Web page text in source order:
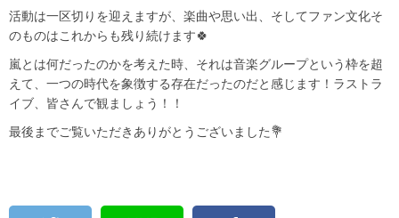
活動は一区切りを迎えますが、楽曲や思い出、そしてファン文化そ
のものはこれからも残り続けます🍀
嵐とは何だったのかを考えた時、それは音楽グループという枠を超
えて、一つの時代を象徴する存在だったのだと感じます！ラストラ
イブ、皆さんで観ましょう！！
最後までご覧いただきありがとうございました💐